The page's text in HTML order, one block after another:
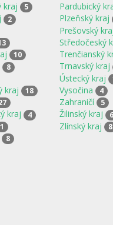
kraj 5
2
10
8
kraj 18
kraj 4
1
8
Pardubický
Plzeňský kraj
Prešovský
Středočeský
Trenčianský
Trnavský kraj
Ústecký kraj
Vysočina 4
Zahraničí 5
Žilinský kraj 6
Zlínský kraj 8